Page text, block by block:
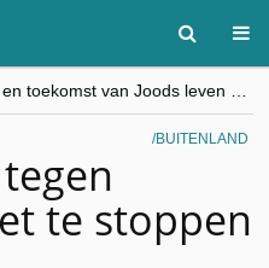
“Besnijdenisdebat toont hoe moeilijk seculiere Westen minderheden begrijpt”, Jinnih Beels (Vooruit)
CITYTRIP | ROEMENIË – Boekarest: de verrassing van Oost-Europa
BUITENLAND
te stoppen